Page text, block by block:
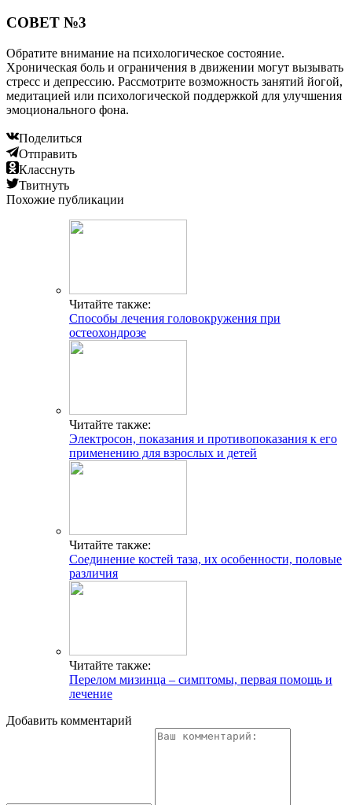
СОВЕТ №3
Обратите внимание на психологическое состояние.
Хроническая боль и ограничения в движении могут вызывать
стресс и депрессию. Рассмотрите возможность занятий йогой,
медитацией или психологической поддержкой для улучшения
эмоционального фона.
Поделиться
Отправить
Класснуть
Твитнуть
Похожие публикации
Читайте также:
Способы лечения головокружения при
остеохондрозе
Читайте также:
Электросон, показания и противопоказания к его
применению для взрослых и детей
Читайте также:
Соединение костей таза, их особенности, половые
различия
Читайте также:
Перелом мизинца – симптомы, первая помощь и
лечение
Добавить комментарий